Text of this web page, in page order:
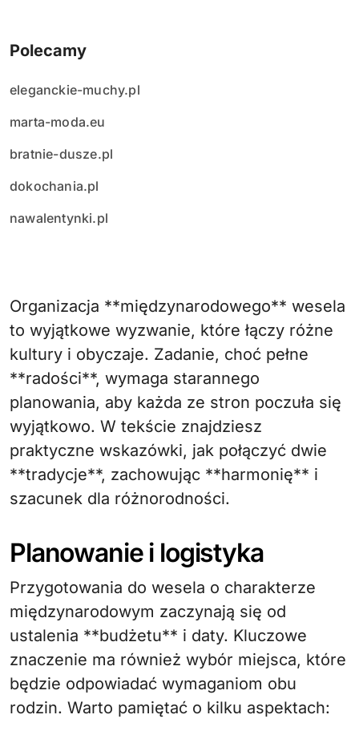
Polecamy
eleganckie-muchy.pl
marta-moda.eu
bratnie-dusze.pl
dokochania.pl
nawalentynki.pl
Organizacja **międzynarodowego** wesela
to wyjątkowe wyzwanie, które łączy różne
kultury i obyczaje. Zadanie, choć pełne
**radości**, wymaga starannego
planowania, aby każda ze stron poczuła się
wyjątkowo. W tekście znajdziesz
praktyczne wskazówki, jak połączyć dwie
**tradycje**, zachowując **harmonię** i
szacunek dla różnorodności.
Planowanie i logistyka
Przygotowania do wesela o charakterze
międzynarodowym zaczynają się od
ustalenia **budżetu** i daty. Kluczowe
znaczenie ma również wybór miejsca, które
będzie odpowiadać wymaganiom obu
rodzin. Warto pamiętać o kilku aspektach: